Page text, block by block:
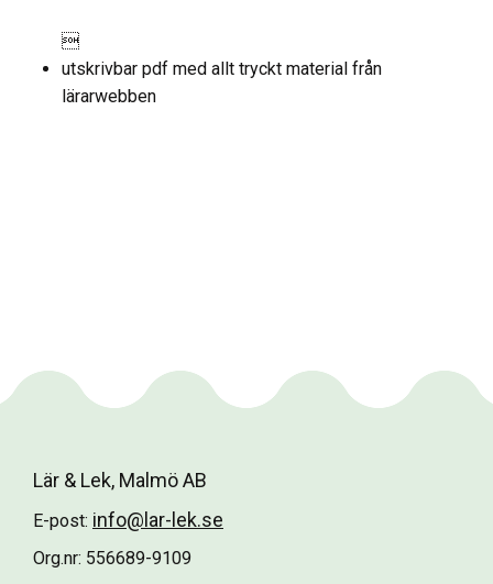

utskrivbar pdf med allt tryckt material från
lärarwebben
Lär & Lek, Malmö AB
E-post: info@lar-lek.se
Org.nr: 556689-9109